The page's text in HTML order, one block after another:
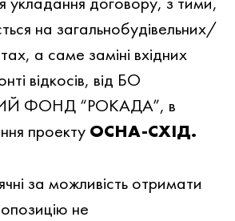
на загальнобудівельних/
а саме заміні вхідних
відкосів, вiд БО
ФОНД “РОКАДА”, в
проекту ОСНА-СХІД.
за можливiсть отримати
не